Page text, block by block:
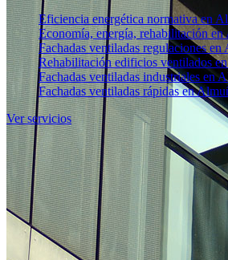
Eficiencia energética normativa en
Economía, energía, rehabilitación en
Fachadas ventiladas regulaciones en
Rehabilitación edificios ventilados
Fachadas ventiladas industriales en
Fachadas ventiladas rápidas en
Ver servicios